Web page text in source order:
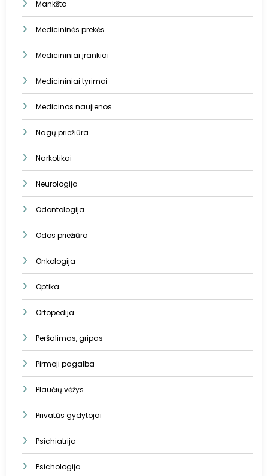
Mankšta
Medicininės prekės
Medicininiai įrankiai
Medicininiai tyrimai
Medicinos naujienos
Nagų priežiūra
Narkotikai
Neurologija
Odontologija
Odos priežiūra
Onkologija
Optika
Ortopedija
Peršalimas, gripas
Pirmoji pagalba
Plaučių vėžys
Privatūs gydytojai
Psichiatrija
Psichologija